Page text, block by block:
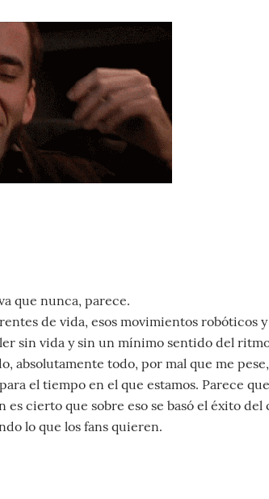
que nunca, parece.
de vida, esos movimientos robóticos
sin vida y sin un mínimo sentido del
absolutamente todo, por mal que me
el tiempo en el que estamos. Parece
es cierto que sobre eso se basó el éxito
lo que los fans quieren.